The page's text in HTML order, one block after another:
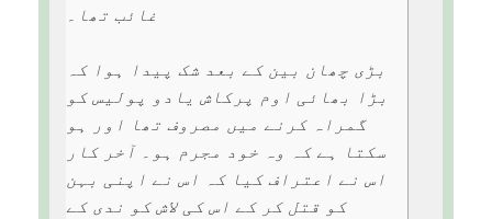
غائب تھا۔
بڑی چھان بین کے بعد شک پیدا ہوا کہ
بڑا بھائی اوم پرکاش یادو پولیس کو
گمراہ کرنے میں مصروف تھا اور ہو
سکتا ہے کہ وہ خود مجرم ہو۔ آخر کار
اس نے اعتراف کیا کہ اس نے اپنی بہن
کو قتل کر کے اس کی لاش کو ندی کے